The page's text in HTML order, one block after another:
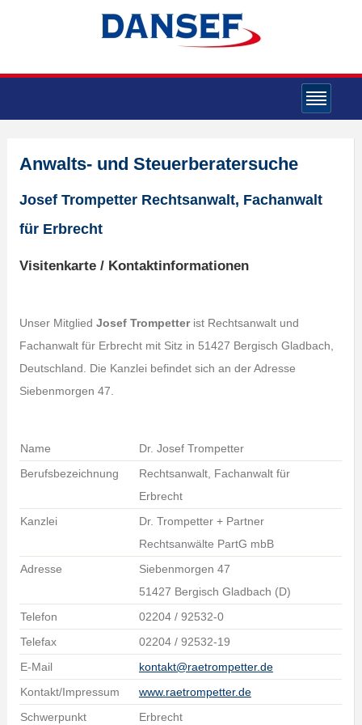
Anwalts- und Steuerberatersuche
Josef Trompetter Rechtsanwalt, Fachanwalt
für Erbrecht
Visitenkarte / Kontaktinformationen
Unser Mitglied Josef Trompetterist Rechtsanwalt und
Fachanwalt für Erbrecht mit Sitz in 51427 Bergisch Gladbach,
Deutschland. Die Kanzlei befindet sich an der Adresse
Siebenmorgen 47.
Name
Dr. Josef Trompetter
Berufsbezeichnung
Rechtsanwalt, Fachanwalt für
Erbrecht
Kanzlei
Dr. Trompetter + Partner
Rechtsanwälte PartG mbB
Adresse
Siebenmorgen 47
51427 Bergisch Gladbach (D)
Telefon
02204 / 92532-0
Telefax
02204 / 92532-19
E-Mail
kontakt@raetrompetter.de
Kontakt/Impressum
www.raetrompetter.de
Schwerpunkt
Erbrecht